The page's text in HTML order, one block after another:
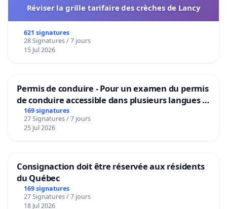
Réviser la grille tarifaire des crèches de Lancy
621 signatures
28 Signatures / 7 jours
15 Jul 2026
Permis de conduire - Pour un examen du permis
de conduire accessible dans plusieurs langues à
Bruxelles
169 signatures
27 Signatures / 7 jours
25 Jul 2026
Consignaction doit être réservée aux résidents
du Québec
169 signatures
27 Signatures / 7 jours
18 Jul 2026